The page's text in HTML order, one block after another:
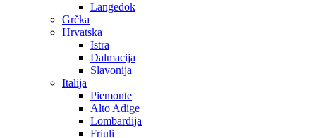
Langedok
Grčka
Hrvatska
Istra
Dalmacija
Slavonija
Italija
Piemonte
Alto Adige
Lombardija
Friuli